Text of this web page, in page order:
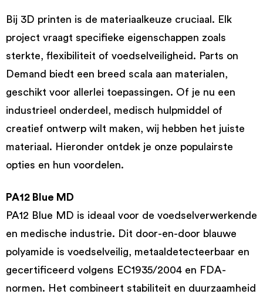
Bij 3D printen is de materiaalkeuze cruciaal. Elk
project vraagt specifieke eigenschappen zoals
sterkte, flexibiliteit of voedselveiligheid. Parts on
Demand biedt een breed scala aan materialen,
geschikt voor allerlei toepassingen. Of je nu een
industrieel onderdeel, medisch hulpmiddel of
creatief ontwerp wilt maken, wij hebben het juiste
materiaal. Hieronder ontdek je onze populairste
opties en hun voordelen.
PA12 Blue MD
PA12 Blue MD is ideaal voor de voedselverwerkende
en medische industrie. Dit door-en-door blauwe
polyamide is voedselveilig, metaaldetecteerbaar en
gecertificeerd volgens EC1935/2004 en FDA-
normen. Het combineert stabiliteit en duurzaamheid